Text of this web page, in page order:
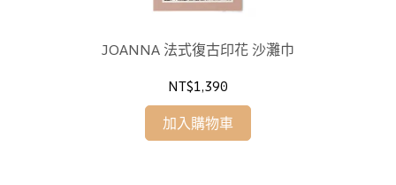
JOANNA 法式復古印花 沙灘巾
NT$1,390
加入購物車